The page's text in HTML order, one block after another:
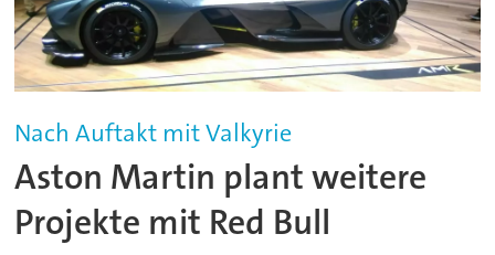
Nach Auftakt mit Valkyrie
Aston Martin plant weitere
Projekte mit Red Bull